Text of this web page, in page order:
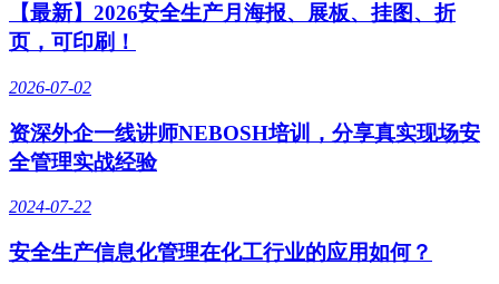
【最新】2026安全生产月海报、展板、挂图、折
页，可印刷！
2026-07-02
资深外企一线讲师NEBOSH培训，分享真实现场安
全管理实战经验
2024-07-22
安全生产信息化管理在化工行业的应用如何？